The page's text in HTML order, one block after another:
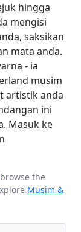
hingga
mengisi
saksikan
mata anda.
- ia
musim
artistik anda
ini
Masuk ke
the
Musim &